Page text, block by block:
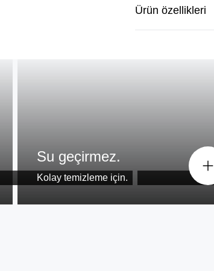
Ürün özellikleri
3 esnek bıçak.
Su geçirmez.
Kolay temizleme için.